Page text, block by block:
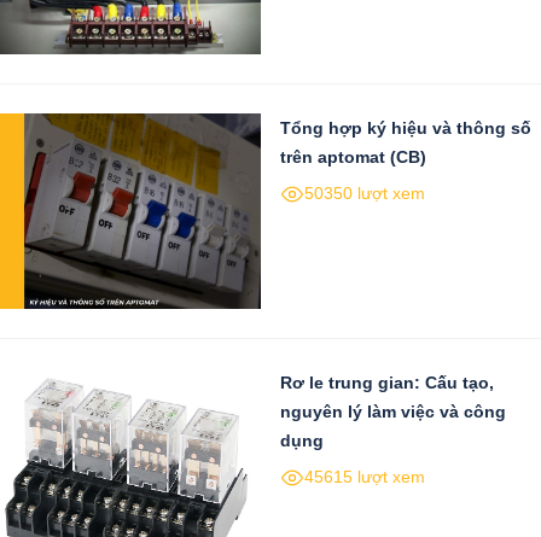
Tổng hợp ký hiệu và thông số
trên aptomat (CB)
50350 lượt xem
Rơ le trung gian: Cấu tạo,
nguyên lý làm việc và công
dụng
45615 lượt xem